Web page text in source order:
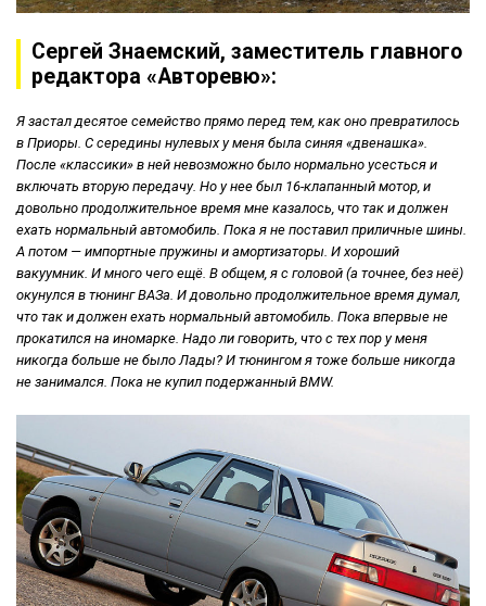
Сергей Знаемский, заместитель главного
редактора «Авторевю»:
Я застал десятое семейство прямо перед тем, как оно превратилось
в Приоры. С середины нулевых у меня была синяя «двенашка».
После «классики» в ней невозможно было нормально усесться и
включать вторую передачу. Но у нее был 16-клапанный мотор, и
довольно продолжительное время мне казалось, что так и должен
ехать нормальный автомобиль. Пока я не поставил приличные шины.
А потом — импортные пружины и амортизаторы. И хороший
вакуумник. И много чего ещё. В общем, я с головой (а точнее, без неё)
окунулся в тюнинг ВАЗа. И довольно продолжительное время думал,
что так и должен ехать нормальный автомобиль. Пока впервые не
прокатился на иномарке. Надо ли говорить, что с тех пор у меня
никогда больше не было Лады? И тюнингом я тоже больше никогда
не занимался. Пока не купил подержанный BMW.